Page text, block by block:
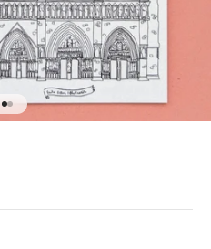
Aller à l'élément 1
Aller à l'élément 2